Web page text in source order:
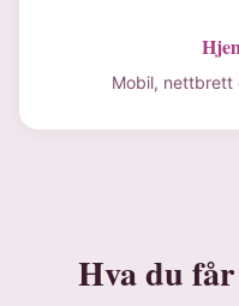
Mobil, nettbrett
Hva du